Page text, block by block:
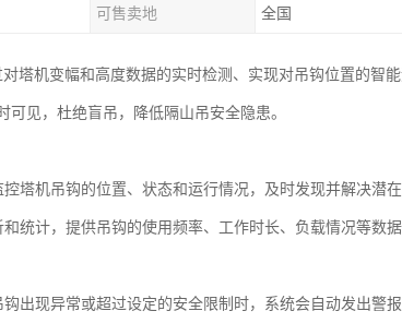
可售卖地 全国
塔机变幅和高度数据的实时检测、实现对吊钩位置的智
见，杜绝盲吊，降低隔山吊安全隐患。
塔机吊钩的位置、状态和运行情况，及时发现并解决潜在
统计，提供吊钩的使用频率、工作时长、负载情况等数
出现异常或超过设定的安全限制时，系统会自动发出警